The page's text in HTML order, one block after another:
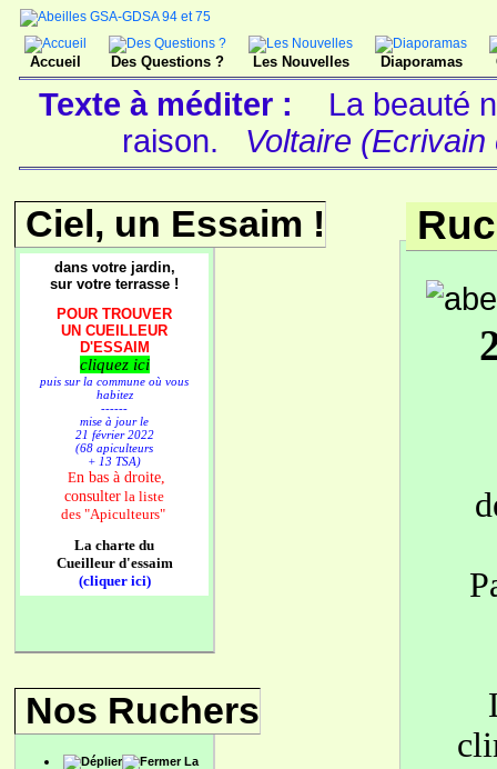
Accueil Des Questions ? Les Nouvelles Diaporamas
Texte à méditer :
La beauté
raison.
Voltaire
Ciel, un Essaim !
dans votre jardin,
sur votre terrasse !
POUR TROUVER
UN CUEILLEUR
D'ESSAIM
cliquez ici
puis sur la commune où vous
habitez
------
mise à jour le
21 février 2022
(68 apiculteurs
+ 13 TSA)
En bas à droite,
consulter la liste
des "Apiculteurs"
La charte du
Cueilleur d'essaim
(cliquer ici)
Nos Ruchers
La